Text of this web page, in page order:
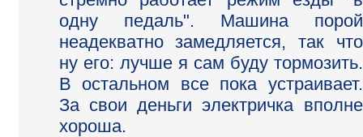
одну педаль". Машина порой
неадекватно замедляется, так что
ну его: лучше я сам буду тормозить.
В остальном все пока устраивает.
За свои деньги электричка вполне
хороша.